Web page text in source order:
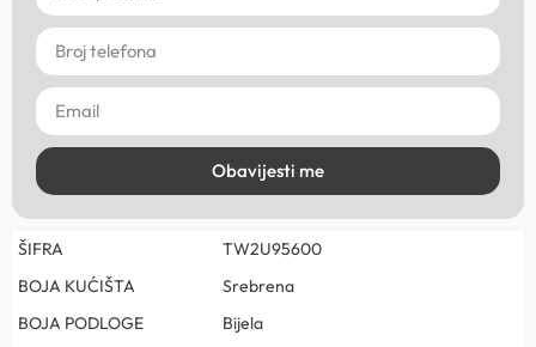
Obavijesti me
ŠIFRA
TW2U95600
BOJA KUĆIŠTA
Srebrena
BOJA PODLOGE
Bijela